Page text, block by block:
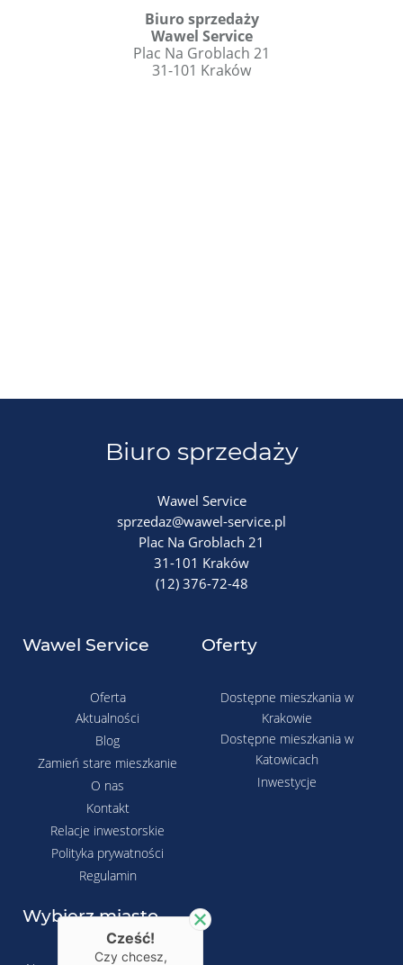
Biuro sprzedaży
Wawel Service
Plac Na Groblach 21
31-101 Kraków
Biuro sprzedaży
Wawel Service
sprzedaz@wawel-service.pl
Plac Na Groblach 21
31-101 Kraków
(12) 376-72-48
Wawel Service
Oferta
Aktualności
Blog
Zamień stare mieszkanie
O nas
Kontakt
Relacje inwestorskie
Polityka prywatności
Regulamin
Oferty
Dostępne mieszkania w
Krakowie
Dostępne mieszkania w
Katowicach
Inwestycje
Wybierz miasto
Cześć!
Czy chcesz,